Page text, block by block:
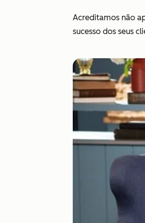
Acreditamos não
sucesso dos seus